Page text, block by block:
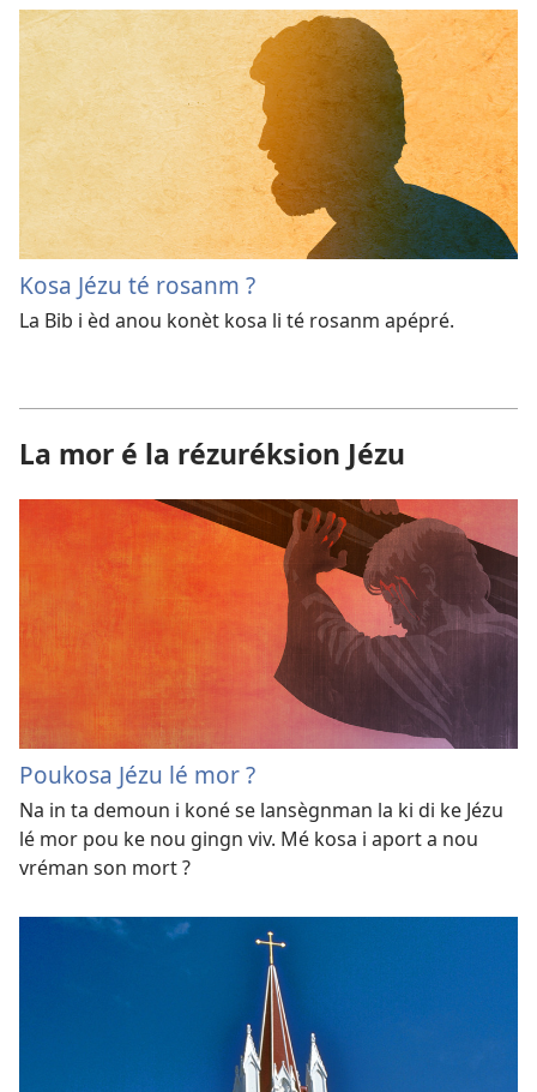
Kosa Jézu té rosanm ?
La Bib i èd anou konèt kosa li té rosanm apépré.
La mor é la rézuréksion Jézu
Poukosa Jézu lé mor ?
Na in ta demoun i koné se lansègnman la ki di ke Jézu
lé mor pou ke nou gingn viv. Mé kosa i aport a nou
vréman son mort ?